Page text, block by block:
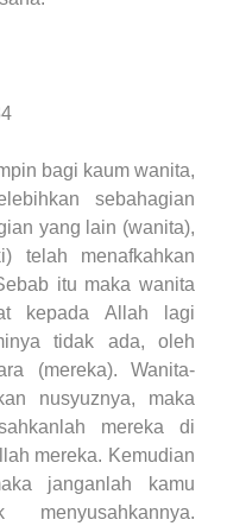
bagi kaum wanita,
sebahagian
yang lain (wanita),
telah menafkahkan
itu maka wanita
kepada Allah lagi
tidak ada, oleh
(mereka). Wanita-
nusyuznya, maka
mereka di
mereka. Kemudian
janganlah kamu